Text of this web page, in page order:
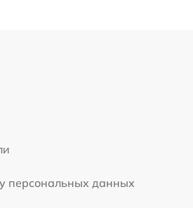
персональных данных